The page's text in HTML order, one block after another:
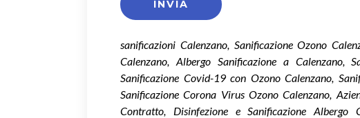
sanificazioni Calenzano, Sanificazione Ozono
Calenzano, Albergo Sanificazione a Calenzano,
Sanificazione Covid-19 con Ozono Calenzano,
Sanificazione Corona Virus Ozono Calenzano,
Contratto, Disinfezione e Sanificazione Albergo